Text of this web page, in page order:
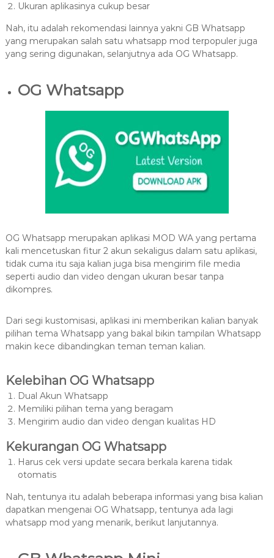
Ukuran aplikasinya cukup besar
Nah, itu adalah rekomendasi lainnya yakni GB Whatsapp
yang merupakan salah satu whatsapp mod terpopuler juga
yang sering digunakan, selanjutnya ada OG Whatsapp.
OG Whatsapp
OG Whatsapp merupakan aplikasi MOD WA yang pertama
kali mencetuskan fitur 2 akun sekaligus dalam satu aplikasi,
tidak cuma itu saja kalian juga bisa mengirim file media
seperti audio dan video dengan ukuran besar tanpa
dikompres.
Dari segi kustomisasi, aplikasi ini memberikan kalian banyak
pilihan tema Whatsapp yang bakal bikin tampilan Whatsapp
makin kece dibandingkan teman teman kalian.
Kelebihan OG Whatsapp
Dual Akun Whatsapp
Memiliki pilihan tema yang beragam
Mengirim audio dan video dengan kualitas HD
Kekurangan OG Whatsapp
Harus cek versi update secara berkala karena tidak
otomatis
Nah, tentunya itu adalah beberapa informasi yang bisa kalian
dapatkan mengenai OG Whatsapp, tentunya ada lagi
whatsapp mod yang menarik, berikut lanjutannya.